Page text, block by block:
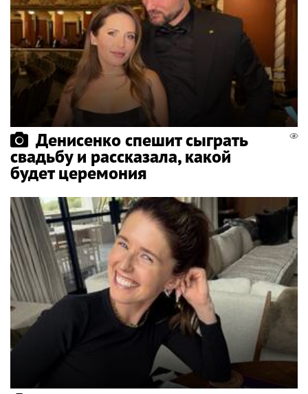
Денисенко спешит сыграть
свадьбу и рассказала, какой
будет церемония